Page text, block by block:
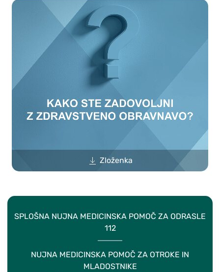
Zloženka
SPLOŠNA NUJNA MEDICINSKA POMOČ ZA ODRASLE
112
NUJNA MEDICINSKA POMOČ ZA OTROKE IN
MLADOSTNIKE